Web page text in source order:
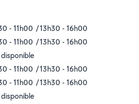
- 11h00
13h30 - 16h00
- 11h00
13h30 - 16h00
- 11h00
13h30 - 16h00
- 11h00
13h30 - 16h00